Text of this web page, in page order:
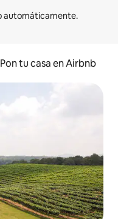
Pon tu casa en Airbnb